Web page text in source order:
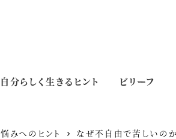
自分らしく生きるヒント ビリーフ
悩みへのヒント なぜ不自由で苦しいのか